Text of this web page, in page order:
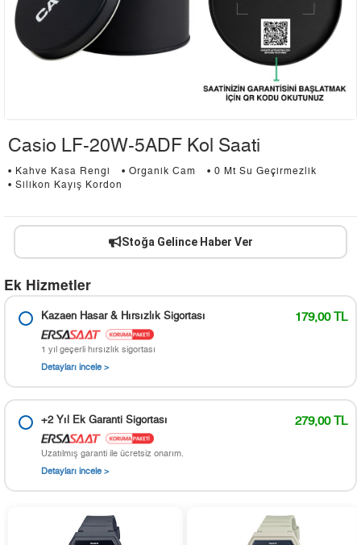
Casio LF-20W-5ADF Kol Saati
• Kahve Kasa Rengi • Organik Cam
• 0 Mt Su Geçirmezlik
• Silikon Kayış Kordon
Stoğa Gelince Haber Ver
Ek Hizmetler
Kazaen Hasar & Hırsızlık Sigortası 179,00 TL
1 yıl geçerli hırsızlık sigortası
Detayları incele >
+2 Yıl Ek Garanti Sigortası 279,00 TL
Uzatılmış garanti ile ücretsiz onarım.
Detayları incele >